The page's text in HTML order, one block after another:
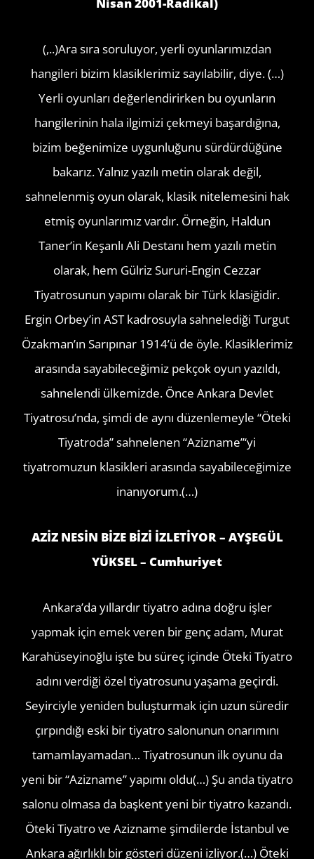
Nisan 2001-Radikal)
(,..)Ara sıra soruluyor, yerli oyunlarımızdan
hangileri bizim klasiklerimiz sayılabilir, diye. (…)
Yerli oyunları değerlendirirken bu oyunların
hangilerinin hala ilgimizi çekmeyi başardığına,
bizim beğenimize uygunluğunu sürdürdüğüne
bakarız. Yalnız yazılı metin olarak değil,
sahnelenmiş oyun olarak, klasik nitelemesini hak
etmiş oyunlarımız vardır. Örneğin, Haldun
Taner’in Keşanlı Ali Destanı hem yazılı metin
olarak, hem Gülriz Sururi-Engin Cezzar
Tiyatrosunun yapımı olarak bir Türk klasiğidir.
Ergin Orbey’in AST kadrosuyla sahnelediği Turgut
Özakman’ın Sarıpınar 1914’ü de öyle. Klasiklerimiz
arasında sayabileceğimiz pekçok oyun yazıldı,
sahnelendi ülkemizde. Önce Ankara Devlet
Tiyatrosu’nda, şimdi de aynı düzenlemeyle “Öteki
Tiyatroda” sahnelenen “Azizname”‘yi
tiyatromuzun klasikleri arasında sayabileceğimize
inanıyorum.(…)
AZİZ NESİN BİZE BİZİ İZLETİYOR – AYŞEGÜL
YÜKSEL – Cumhuriyet
Ankara’da yıllardır tiyatro adına doğru işler
yapmak için emek veren bir genç adam, Murat
Karahüseyinoğlu işte bu süreç içinde Öteki Tiyatro
adını verdiği özel tiyatrosunu yaşama geçirdi.
Seyirciyle yeniden buluşturmak için uzun süredir
çırpındığı eski bir tiyatro salonunun onarımını
tamamlayamadan… Tiyatrosunun ilk oyunu da
yeni bir “Azizname” yapımı oldu(…) Şu anda tiyatro
salonu olmasa da başkent yeni bir tiyatro kazandı.
Öteki Tiyatro ve Azizname şimdilerde İstanbul ve
Ankara ağırlıklı bir gösteri düzeni izliyor.(…) Öteki